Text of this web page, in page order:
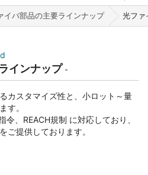
イバ部品の主要ラインナップ 光ファ
インナップ
カスタマイズ性と、小ロット～量
す。
、REACH規制 に対応しており、
ご提供しております。